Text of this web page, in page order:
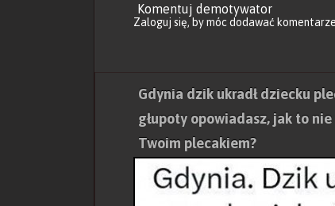
Komentuj demotywator
Zaloguj się, by móc dodawać komentarze.
Gdynia dzik ukradł dziecku
głupoty opowiadasz, jak to
Twoim plecakiem?